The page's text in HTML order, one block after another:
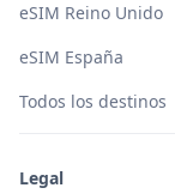
eSIM Reino Unido
eSIM España
Todos los destinos
Legal